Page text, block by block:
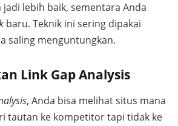
lebih baik, sementara Anda
baru. Teknik ini sering dipakai
saling menguntungkan.
Link Gap Analysis
, Anda bisa melihat situs mana
tautan ke kompetitor tapi tidak ke